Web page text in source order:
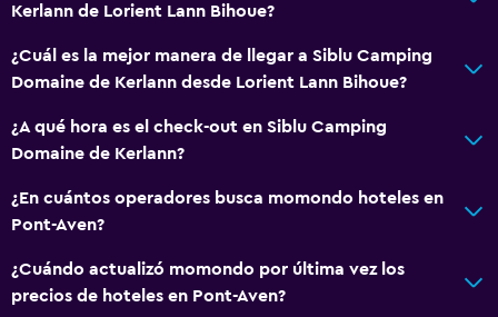
Kerlann de Lorient Lann Bihoue?
¿Cuál es la mejor manera de llegar a Siblu Camping
Domaine de Kerlann desde Lorient Lann Bihoue?
¿A qué hora es el check-out en Siblu Camping
Domaine de Kerlann?
¿En cuántos operadores busca momondo hoteles en
Pont-Aven?
¿Cuándo actualizó momondo por última vez los
precios de hoteles en Pont-Aven?